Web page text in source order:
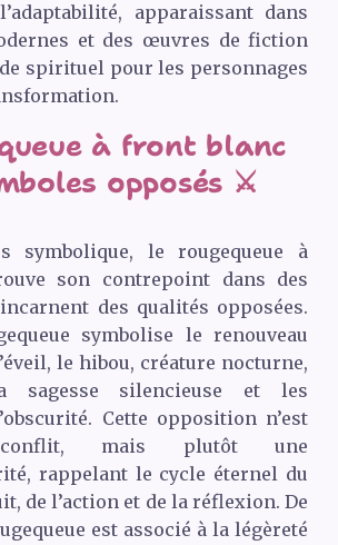
apparaissant dans
et des œuvres de fiction
spirituel pour les personnages
à front blanc
opposés ⚔️
symbolique, le rougequeue à
son contrepoint dans des
des qualités opposées.
symbolise le renouveau
le hibou, créature nocturne,
sagesse silencieuse et les
Cette opposition n’est
mais plutôt une
rappelant le cycle éternel du
de l’action et de la réflexion. De
est associé à la légèreté